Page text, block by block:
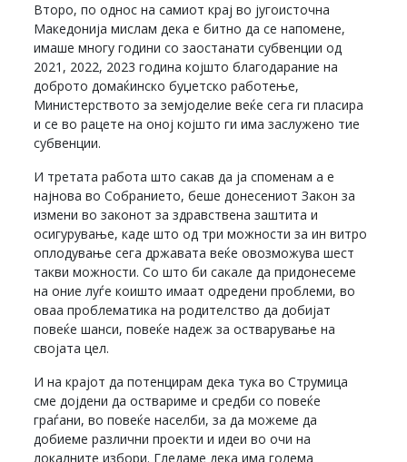
Второ, по однос на самиот крај во југоисточна
Македонија мислам дека е битно да се напомене,
имаше многу години со заостанати субвенции од
2021, 2022, 2023 година којшто благодарание на
доброто домаќинско буџетско работење,
Министерството за земјоделие веќе сега ги пласира
и се во рацете на оној којшто ги има заслужено тие
субвенции.
И третата работа што сакав да ја споменам а е
најнова во Собранието, беше донесениот Закон за
измени во законот за здравствена заштита и
осигурување, каде што од три можности за ин витро
оплодување сега државата веќе овозможува шест
такви можности. Со што би сакале да придонесеме
на оние луѓе коишто имаат одредени проблеми, во
оваа проблематика на родителство да добијат
повеќе шанси, повеќе надеж за остварување на
својата цел.
И на крајот да потенцирам дека тука во Струмица
сме дојдени да оствариме и средби со повеќе
граѓани, во повеќе населби, за да можеме да
добиеме различни проекти и идеи во очи на
локалните избори. Гледаме дека има голема